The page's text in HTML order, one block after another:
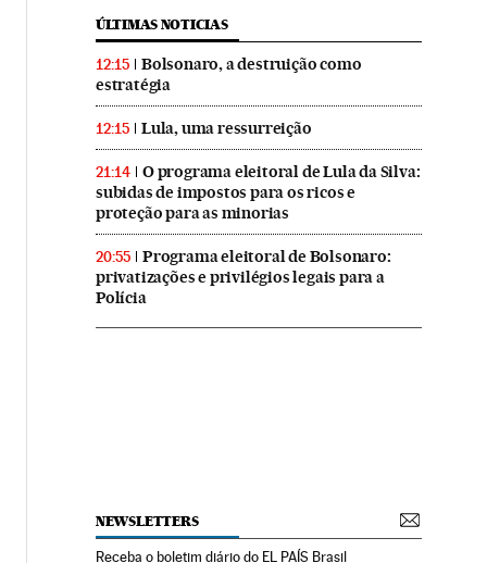
ÚLTIMAS NOTICIAS
12:15
Bolsonaro, a destruição como
estratégia
12:15 Lula, uma ressurreição
21:14
O programa eleitoral de Lula da Silva:
subidas de impostos para os ricos e
proteção para as minorias
20:55
Programa eleitoral de Bolsonaro:
privatizações e privilégios legais para a
Polícia
NEWSLETTERS
Receba o boletim diário do EL PAÍS Brasil